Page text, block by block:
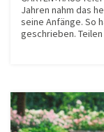
Jahren nahm das
seine Anfänge. So
geschrieben. Teilen